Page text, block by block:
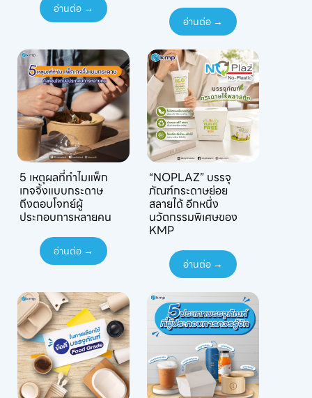
อ่านต่อ →
อ่านต่อ →
5 เหตุผลที่ทำไมแพ็ก
เกจจิ้งแบบกระดาษ
ถึงตอบโจทย์ผู้
ประกอบการหลายคน
อ่านต่อ →
“NOPLAZ” บรรจุ
ภัณฑ์กระดาษย่อย
สลายได้ อีกหนึ่ง
นวัตกรรมพิเศษของ
KMP
อ่านต่อ →